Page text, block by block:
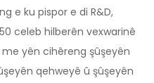
e ku pispor e di R&D,
celeb hilberên vexwarinê
yên cihêreng şûşeyên
qehweyê û şûşeyên